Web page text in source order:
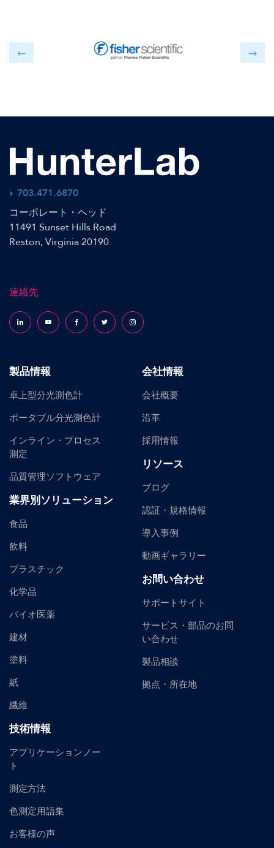
703.471.6870
コーポレート・ヘッド
11491 Sunset Hills Road
Reston, Virginia 20190
連絡先
Follow us on LinkedInFollow us on YouTubeFollow us on Facebook
Follow us on X (formerly Twitter)
Follow us on Instagram
製品情報
卓上型分光測色計
ポータブル分光測色計
インライン・プロセス
測定
品質管理ソフトウェア
業界別ソリューション
食品
飲料
プラスチック
化学品
バイオ医薬
建材
塗料
紙
繊維
技術情報
アプリケーションノー
ト
測定方法
色測定用語集
お客様の声
会社情報
会社概要
沿革
採用情報
リソース
ブログ
認証・規格情報
導入事例
動画ギャラリー
お問い合わせ
サポートサイト
サービス・部品のお問
い合わせ
製品相談
拠点・所在地